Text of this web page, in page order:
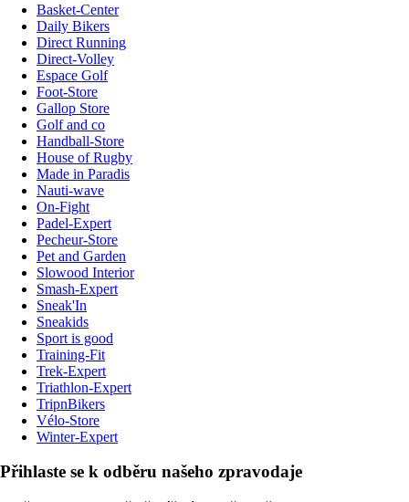
Basket-Center
Daily Bikers
Direct Running
Direct-Volley
Espace Golf
Foot-Store
Gallop Store
Golf and co
Handball-Store
House of Rugby
Made in Paradis
Nauti-wave
On-Fight
Padel-Expert
Pecheur-Store
Pet and Garden
Slowood Interior
Smash-Expert
Sneak'In
Sneakids
Sport is good
Training-Fit
Trek-Expert
Triathlon-Expert
TripnBikers
Vélo-Store
Winter-Expert
Přihlaste se k odběru našeho zpravodaje